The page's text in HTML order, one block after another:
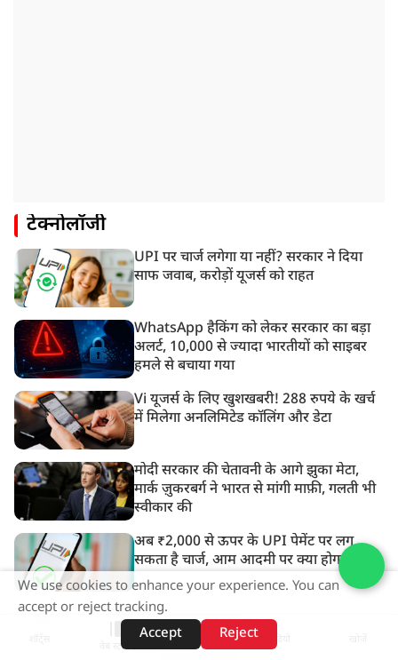
टेक्नोलॉजी
UPI पर चार्ज लगेगा या नहीं? सरकार ने दिया
साफ जवाब, करोड़ों यूजर्स को राहत
WhatsApp हैकिंग को लेकर सरकार का बड़ा
अलर्ट, 10,000 से ज्यादा भारतीयों को साइबर
हमले से बचाया गया
Vi यूजर्स के लिए खुशखबरी! 288 रुपये के खर्च
में मिलेगा अनलिमिटेड कॉलिंग और डेटा
मोदी सरकार की चेतावनी के आगे झुका मेटा,
मार्क ज़ुकरबर्ग ने भारत से मांगी माफ़ी, गलती भी
स्वीकार की
अब ₹2,000 से ऊपर के UPI पेमेंट पर लग
सकता है चार्ज, आम आदमी पर क्या होगा असर?
वेब स्टोरीज़
We use cookies to enhance your experience. You can
accept or reject tracking.
Accept
Reject